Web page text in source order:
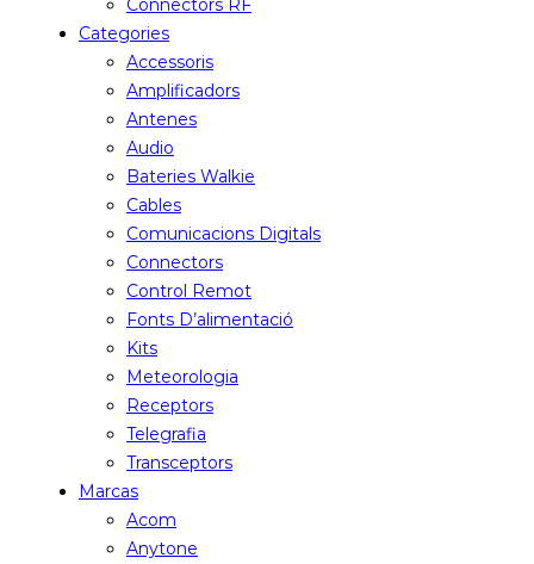
Connectors RF
Categories
Accessoris
Amplificadors
Antenes
Audio
Bateries Walkie
Cables
Comunicacions Digitals
Connectors
Control Remot
Fonts D’alimentació
Kits
Meteorologia
Receptors
Telegrafia
Transceptors
Marcas
Acom
Anytone